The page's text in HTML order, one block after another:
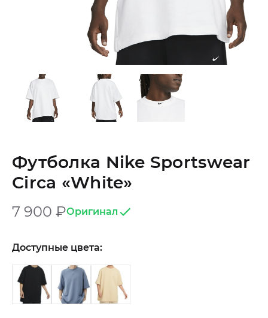
Футболка Nike Sportswear
Circa «White»
7 900 ₽Оригинал
Доступные цвета: